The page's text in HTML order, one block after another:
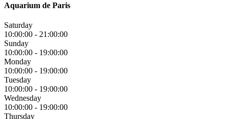
Aquarium de Paris
Saturday
10:00:00 - 21:00:00
Sunday
10:00:00 - 19:00:00
Monday
10:00:00 - 19:00:00
Tuesday
10:00:00 - 19:00:00
Wednesday
10:00:00 - 19:00:00
Thursday